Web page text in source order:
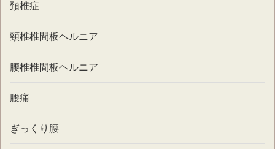
頚椎症
頸椎椎間板ヘルニア
腰椎椎間板ヘルニア
腰痛
ぎっくり腰